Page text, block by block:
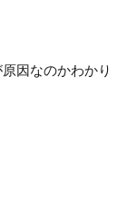
因なのかわかり